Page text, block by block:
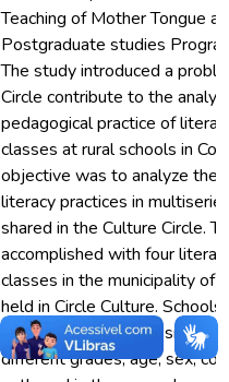
Teaching of Mother Tongue
Postgraduate studies
The study introduced a
Circle contribute to the
pedagogical practice of
classes at rural schools in
objective was to analyze the
literacy practices in
shared in the Culture Circle.
accomplished with four
classes in the municipality of
held in Circle Culture.
identified by having a single
different grades, age, sex,